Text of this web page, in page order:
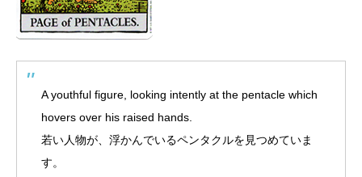
A youthful figure, looking intently at the pentacle which
hovers over his raised hands.
若い人物が、浮かんでいるペンタクルを見つめていま
す。